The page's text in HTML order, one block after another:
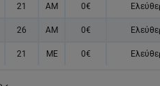
21 ΑΜ 0€
26 ΑΜ 0€
21 ΜΕ 0€